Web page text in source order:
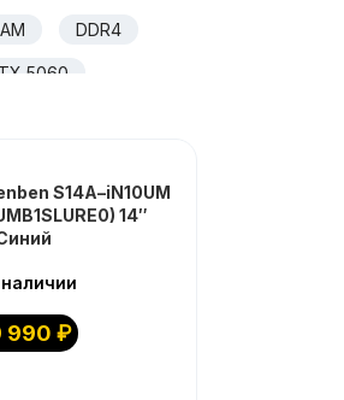
DDR4
5060
S14A–iN10UM
14″
990 ₽